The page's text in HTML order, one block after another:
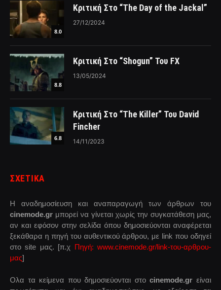
8.0
Κριτική Στο “The Day of the Jackal”
27/12/2024
8.8
Κριτική Στο “Shogun” Του FX
13/05/2024
6.8
Κριτική Στο “The Killer” Του David
Fincher
14/11/2023
ΣΧΕΤΙΚΑ
Η αναδημοσίευση και αναπαραγωγή των άρθρων του
cinemode.gr μπορεί να γίνεται χωρίς την συγκατάθεση μας,
αν και εφόσον στην σελίδα όπου δημοσιεύονται αναφέρεται
ξεκάθαρα η πηγή του αυθεντικού άρθρου, με link που οδηγεί
στο site μας. [π.χ Πηγή: www.cinemode.gr/link-του-αρθρου-
μας]
Ολα τα κείμενα που δημοσιεύονται στοcinemode.gr είναι